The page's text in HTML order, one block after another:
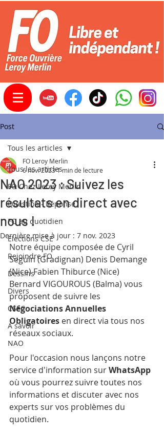
Post
Tous les articles
FO Chez Leroy Merlin
Question - Réponse
FO au quotidien
Elections CSE
Rejoindre FO
Dessins
Divers
CSEC
A savoir
NAO
Tous les articles
NAO 2023 : Suivez les
résultats en direct avec
nous !
FO Leroy Merlin
6 nov. 20231 min de lecture
Dernière mise à jour : 7 nov. 2023
Notre équipe composée de Cyril
Seguin (Gradignan) Denis Demange
(Nice) Fabien Thiburce (Nice)
Bernard VIGOUROUS (Balma) vous
proposent de suivre les
Négociations Annuelles
Obligatoires en direct via tous nos
réseaux sociaux.
Pour l'occasion nous lançons notre
service d'information sur WhatsApp
où vous pourrez suivre toutes nos
informations et discuter avec nos
experts sur vos problèmes du
quotidien.